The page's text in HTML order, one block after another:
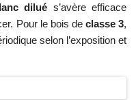
dilué s’avère efficace
Pour le bois declasse 3,
selon l’exposition et